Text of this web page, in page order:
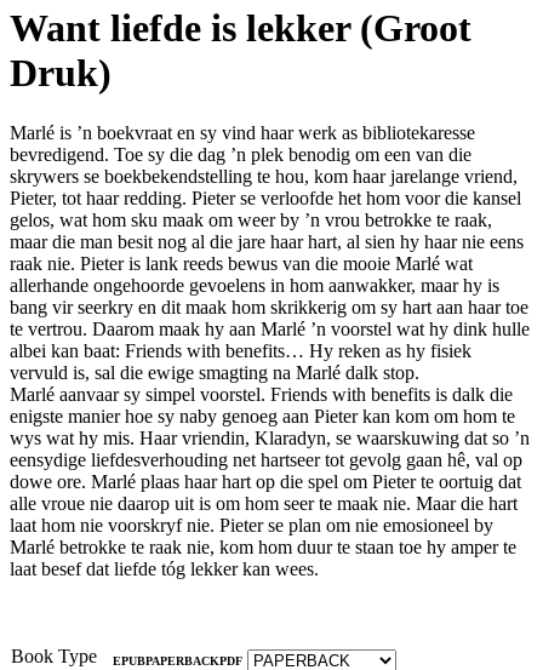
R89.00
through
Want liefde is lekker (Groot
Druk)
Marlé is ’n boekvraat en sy vind haar werk as bibliotekaresse
bevredigend. Toe sy die dag ’n plek benodig om een van die
skrywers se boekbekendstelling te hou, kom haar jarelange vriend,
Pieter, tot haar redding. Pieter se verloofde het hom voor die kansel
gelos, wat hom sku maak om weer by ’n vrou betrokke te raak,
maar die man besit nog al die jare haar hart, al sien hy haar nie eens
raak nie. Pieter is lank reeds bewus van die mooie Marlé wat
allerhande ongehoorde gevoelens in hom aanwakker, maar hy is
bang vir seerkry en dit maak hom skrikkerig om sy hart aan haar toe
te vertrou. Daarom maak hy aan Marlé ’n voorstel wat hy dink hulle
albei kan baat: Friends with benefits… Hy reken as hy fisiek
vervuld is, sal die ewige smagting na Marlé dalk stop.
Marlé aanvaar sy simpel voorstel. Friends with benefits is dalk die
enigste manier hoe sy naby genoeg aan Pieter kan kom om hom te
wys wat hy mis. Haar vriendin, Klaradyn, se waarskuwing dat so ’n
eensydige liefdesverhouding net hartseer tot gevolg gaan hê, val op
dowe ore. Marlé plaas haar hart op die spel om Pieter te oortuig dat
alle vroue nie daarop uit is om hom seer te maak nie. Maar die hart
laat hom nie voorskryf nie. Pieter se plan om nie emosioneel by
Marlé betrokke te raak nie, kom hom duur te staan toe hy amper te
laat besef dat liefde tóg lekker kan wees.
Book Type EPUBPAPERBACKPDF